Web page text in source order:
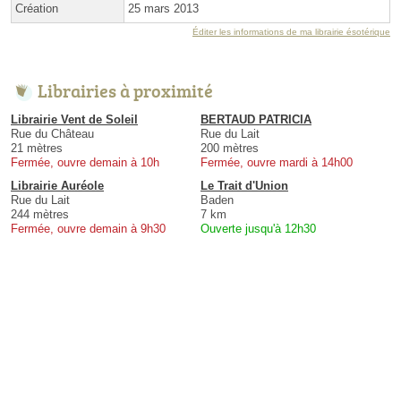
Création 25 mars 2013
Éditer les informations de ma librairie ésotérique
Librairies à proximité
Librairie Vent de Soleil
Rue du Château
21 mètres
Fermée, ouvre demain à 10h
BERTAUD PATRICIA
Rue du Lait
200 mètres
Fermée, ouvre mardi à 14h00
Librairie Auréole
Rue du Lait
244 mètres
Fermée, ouvre demain à 9h30
Le Trait d'Union
Baden
7 km
Ouverte jusqu'à 12h30